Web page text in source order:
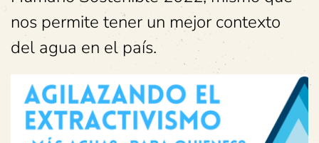
nos permite tener un mejor contexto
del agua en el país.